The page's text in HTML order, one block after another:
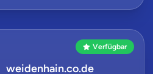
Verfügbar
weidenhain.co.de